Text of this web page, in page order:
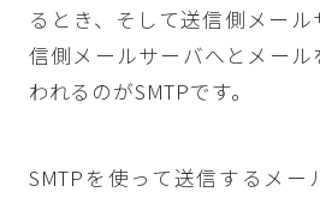
るとき、そして送信側メー
信側メールサーバへとメー
われるのがSMTPです。
SMTPを使って送信するメー